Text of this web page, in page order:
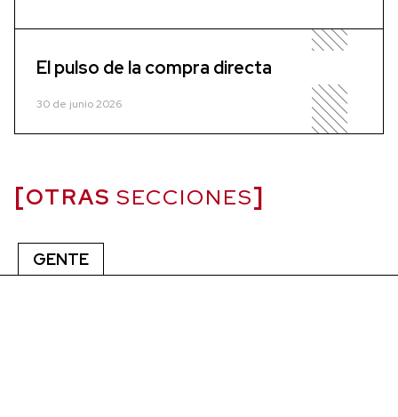
El pulso de la compra directa
30 de junio 2026
OTRAS SECCIONES
GENTE